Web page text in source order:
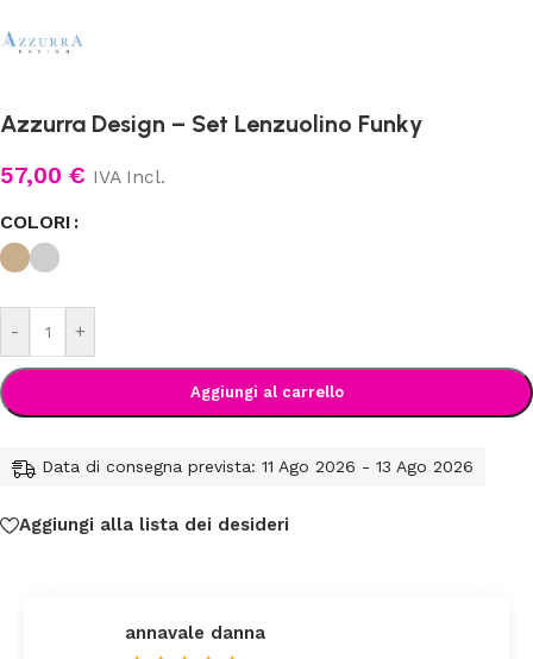
Azzurra Design – Set Lenzuolino Funky
57,00 € IVA Incl.
COLORI
- +
Aggiungi al carrello
Data di consegna prevista: 11 Ago 2026 - 13 Ago 2026
Aggiungi alla lista dei desideri